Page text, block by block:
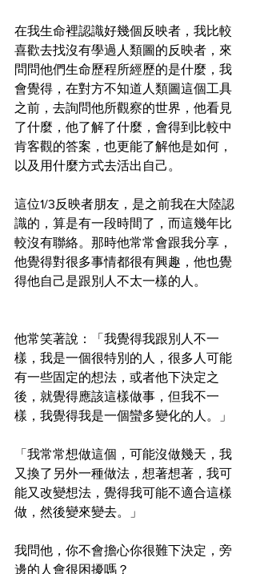
在我生命裡認識好幾個反映者，我比較
喜歡去找沒有學過人類圖的反映者，來
問問他們生命歷程所經歷的是什麼，我
會覺得，在對方不知道人類圖這個工具
之前，去詢問他所觀察的世界，他看見
了什麼，他了解了什麼，會得到比較中
肯客觀的答案，也更能了解他是如何，
以及用什麼方式去活出自己。
這位1/3反映者朋友，是之前我在大陸認
識的，算是有一段時間了，而這幾年比
較沒有聯絡。那時他常常會跟我分享，
他覺得對很多事情都很有興趣，他也覺
得他自己是跟別人不太一樣的人。
他常笑著說：「我覺得我跟別人不一
樣，我是一個很特別的人，很多人可能
有一些固定的想法，或者他下決定之
後，就覺得應該這樣做事，但我不一
樣，我覺得我是一個蠻多變化的人。」
「我常常想做這個，可能沒做幾天，我
又換了另外一種做法，想著想著，我可
能又改變想法，覺得我可能不適合這樣
做，然後變來變去。」
我問他，你不會擔心你很難下決定，旁
邊的人會很困擾嗎？